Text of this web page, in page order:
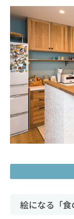
絵になる「